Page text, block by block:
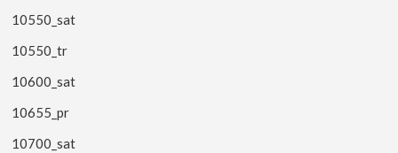
10550_sat
10550_tr
10600_sat
10655_pr
10700_sat